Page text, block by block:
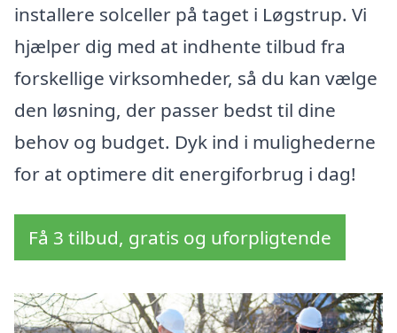
installere solceller på taget i Løgstrup. Vi
hjælper dig med at indhente tilbud fra
forskellige virksomheder, så du kan vælge
den løsning, der passer bedst til dine
behov og budget. Dyk ind i mulighederne
for at optimere dit energiforbrug i dag!
Få 3 tilbud, gratis og uforpligtende